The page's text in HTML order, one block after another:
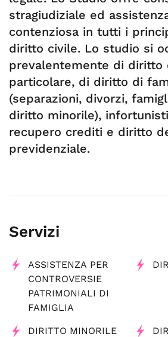
stragiudiziale ed
contenziosa in tutti i
diritto civile. Lo studio si
prevalentemente di diritto
particolare, di diritto di
(separazioni, divorzi,
diritto minorile),
recupero crediti e diritto
previdenziale.
Servizi
ASSISTENZA PER
CONTROVERSIE
PATRIMONIALI DI
FAMIGLIA
DIRITTO MINORILE